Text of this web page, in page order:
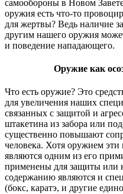
самообороны в Новом
оружия есть что-то
для жертвы? Ведь наличие
другим нашего оружия
и поведение нападающего.
Оружие как
Что есть оружие? Это
для увеличения наших
связанных с защитой и
штакетина из забора или
существенно повышают
человека. Хотя оружием
являются одним из его
применены для защиты или
содержанию являются и
(бокс, каратэ, и другие